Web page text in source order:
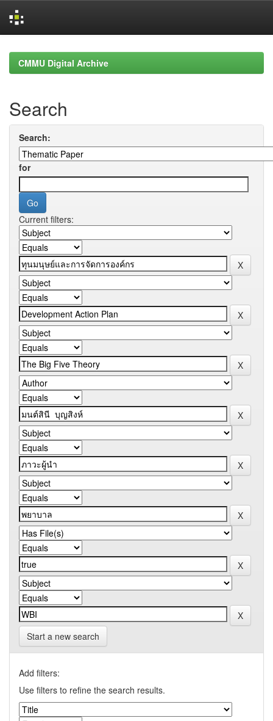
navigationCMMU Digital Archive
Search
Search:
for
Current filters:
Start a new search
Add filters:
Use filters to refine the search results.